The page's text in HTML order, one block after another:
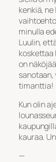
kenkiä,
minulla
Luulin,
koskettaa
on
sanotaan,
timanttia!
Kun olin
kauraa.
—